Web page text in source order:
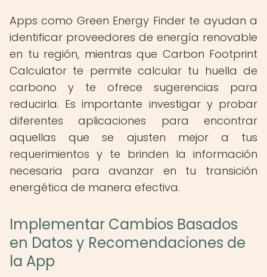
Apps como Green Energy Finder te ayudan a
identificar proveedores de energía renovable
en tu región, mientras que Carbon Footprint
Calculator te permite calcular tu huella de
carbono y te ofrece sugerencias para
reducirla. Es importante investigar y probar
diferentes aplicaciones para encontrar
aquellas que se ajusten mejor a tus
requerimientos y te brinden la información
necesaria para avanzar en tu transición
energética de manera efectiva.
Implementar Cambios Basados
en Datos y Recomendaciones de
la App